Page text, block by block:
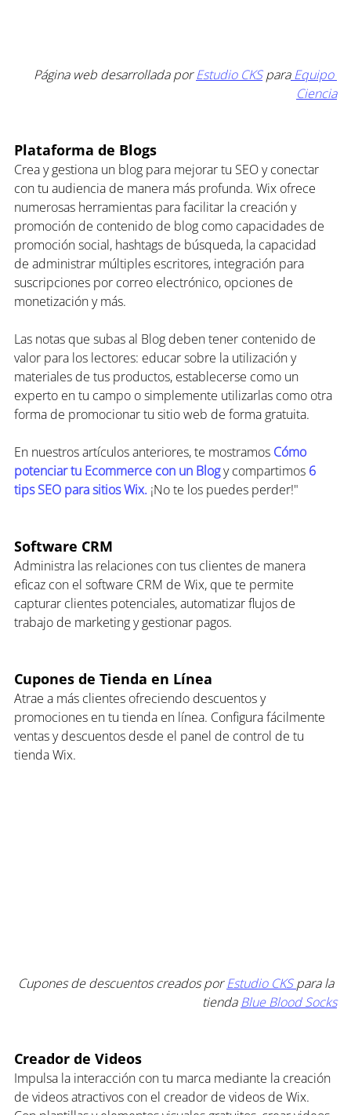
Página web desarrollada por Estudio CKS para Equipo
Ciencia
Plataforma de Blogs
Crea y gestiona un blog para mejorar tu SEO y conectar
con tu audiencia de manera más profunda. Wix ofrece
numerosas herramientas para facilitar la creación y
promoción de contenido de blog como capacidades de
promoción social, hashtags de búsqueda, la capacidad
de administrar múltiples escritores, integración para
suscripciones por correo electrónico, opciones de
monetización y más.
Las notas que subas al Blog deben tener contenido de
valor para los lectores: educar sobre la utilización y
materiales de tus productos, establecerse como un
experto en tu campo o simplemente utilizarlas como otra
forma de promocionar tu sitio web de forma gratuita.
En nuestros artículos anteriores, te mostramos Cómo
potenciar tu Ecommerce con un Blog y compartimos 6
tips SEO para sitios Wix. ¡No te los puedes perder!"
Software CRM
Administra las relaciones con tus clientes de manera
eficaz con el software CRM de Wix, que te permite
capturar clientes potenciales, automatizar flujos de
trabajo de marketing y gestionar pagos.
Cupones de Tienda en Línea
Atrae a más clientes ofreciendo descuentos y
promociones en tu tienda en línea. Configura fácilmente
ventas y descuentos desde el panel de control de tu
tienda Wix.
Cupones de descuentos creados por Estudio CKS para la
tienda Blue Blood Socks
Creador de Videos
Impulsa la interacción con tu marca mediante la creación
de videos atractivos con el creador de videos de Wix.